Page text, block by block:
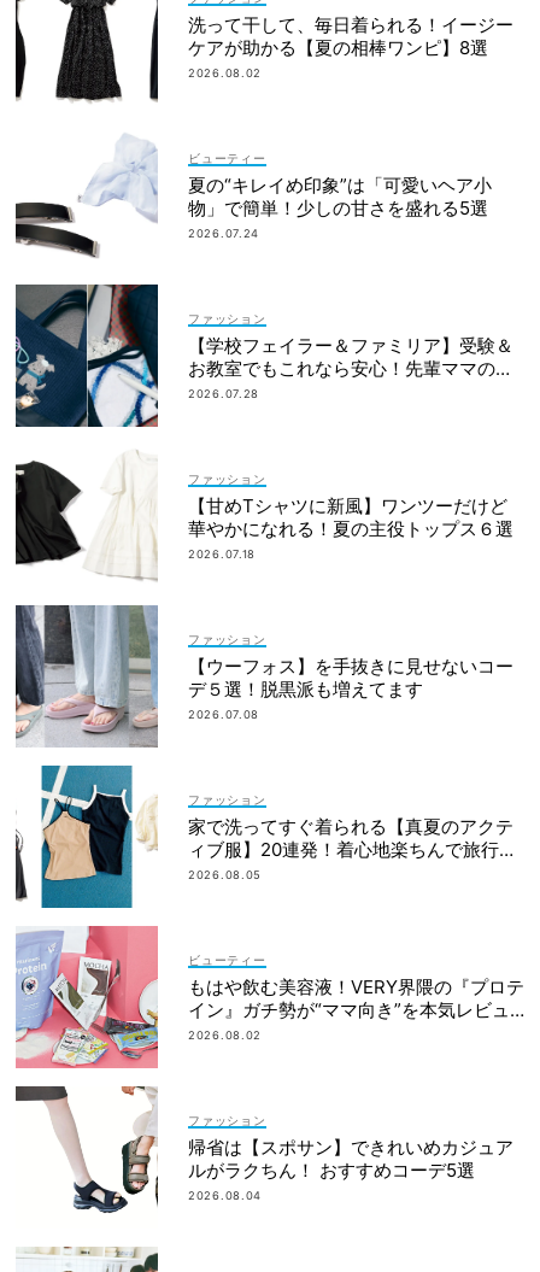
洗って干して、毎日着られる！イージー
ケアが助かる【夏の相棒ワンピ】8選
2026.08.02
ビューティー
夏の“キレイめ印象”は「可愛いヘア小
物」で簡単！少しの甘さを盛れる5選
2026.07.24
ファッション
【学校フェイラー＆ファミリア】受験＆
お教室でもこれなら安心！先輩ママの地
味見えしないネイビー小物
2026.07.28
ファッション
【甘めTシャツに新風】ワンツーだけど
華やかになれる！夏の主役トップス６選
2026.07.18
ファッション
【ウーフォス】を手抜きに見せないコー
デ５選！脱黒派も増えてます
2026.07.08
ファッション
家で洗ってすぐ着られる【真夏のアクテ
ィブ服】20連発！着心地楽ちんで旅行・
帰省にも◎
2026.08.05
ビューティー
もはや飲む美容液！VERY界隈の『プロテ
イン』ガチ勢が“ママ向き”を本気レビュ
ー
2026.08.02
ファッション
帰省は【スポサン】できれいめカジュア
ルがラクちん！ おすすめコーデ5選
2026.08.04